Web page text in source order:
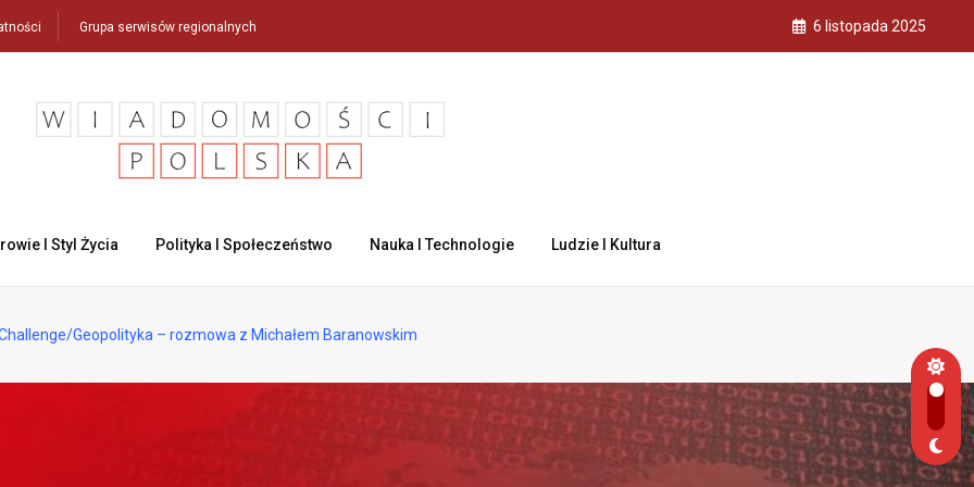
Grupa serwisów regionalnych 6 listopada 2025
I Styl Życia Polityka I Społeczeństwo Nauka I Technologie Ludzie I Kultura
Geopolityka – rozmowa z Michałem Baranowskim